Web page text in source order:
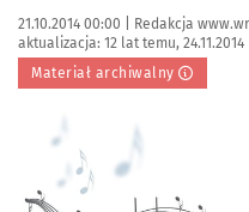
Data publikacji:
21.10.2014 00:00 | Autor:
Redakcja
aktualizacja: 12 lat temu, 24.11.2014
Materiał archiwalny
Kliknij, aby powiększyć